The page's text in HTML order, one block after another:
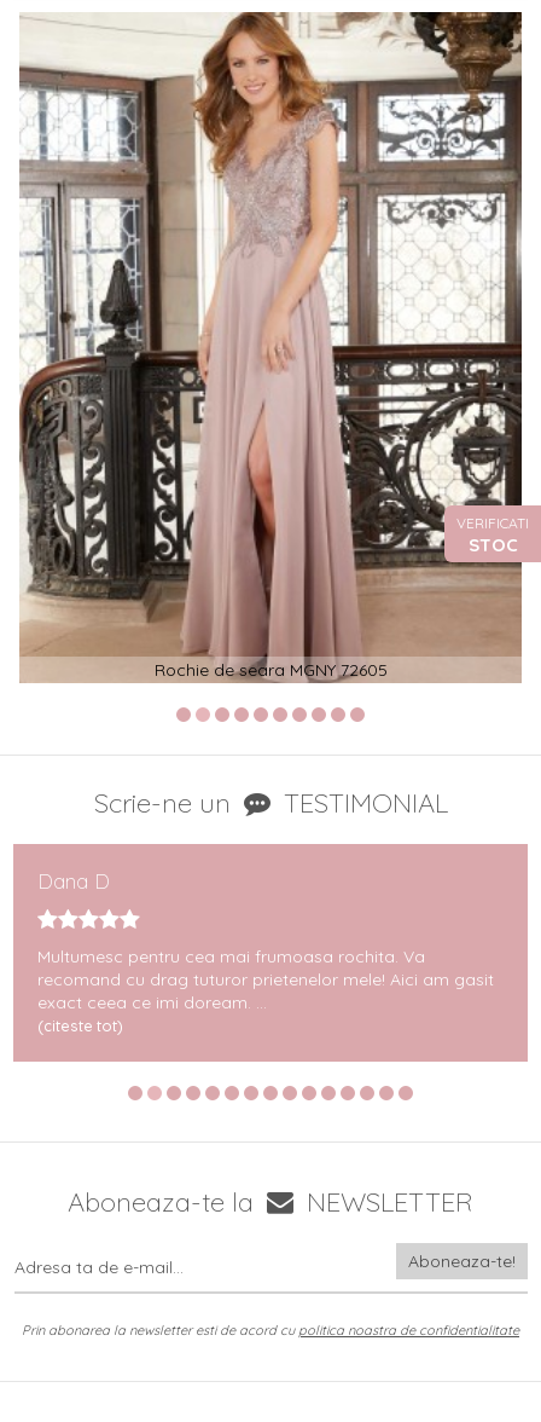
Rochie de seara MGNY 72605
Scrie-ne un TESTIMONIAL
Dana D
Multumesc pentru cea mai frumoasa rochita. Va
recomand cu drag tuturor prietenelor mele! Aici am gasit
exact ceea ce imi doream. ...
(citeste tot)
Aboneaza-te la NEWSLETTER
Prin abonarea la newsletter esti de acord cu politica noastra de confidentialitate
VERIFICATI
STOC